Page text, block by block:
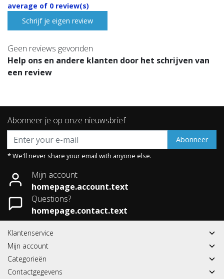
average of 0 review(s)
Schrijf je eigen review
Geen reviews gevonden
Help ons en andere klanten door het schrijven van
een review
Abonneer je op onze nieuwsbrief
Abonneer
* We'll never share your email with anyone else.
Mijn account
homepage.account.text
Questions?
homepage.contact.text
Klantenservice
Mijn account
Categorieën
Contactgegevens